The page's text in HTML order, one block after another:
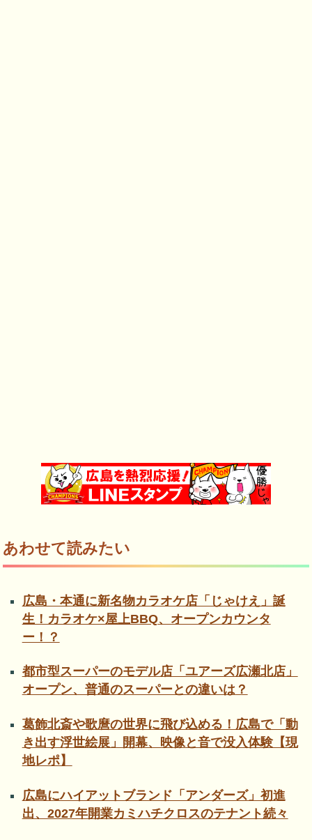
あわせて読みたい
広島・本通に新名物カラオケ店「じゃけえ」誕
生！カラオケ×屋上BBQ、オープンカウンタ
ー！？
都市型スーパーのモデル店「ユアーズ広瀬北店」
オープン、普通のスーパーとの違いは？
葛飾北斎や歌麿の世界に飛び込める！広島で「動
き出す浮世絵展」開幕、映像と音で没入体験【現
地レポ】
広島にハイアットブランド「アンダーズ」初進
出、2027年開業カミハチクロスのテナント続々